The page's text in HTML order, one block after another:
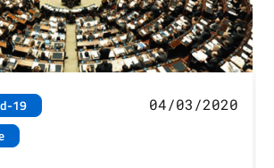
19
04/03/2020